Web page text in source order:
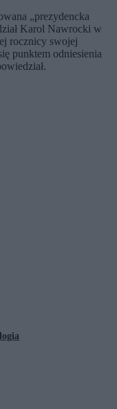
„prezydencka
Karol Nawrocki w
rocznicy swojej
punktem odniesienia